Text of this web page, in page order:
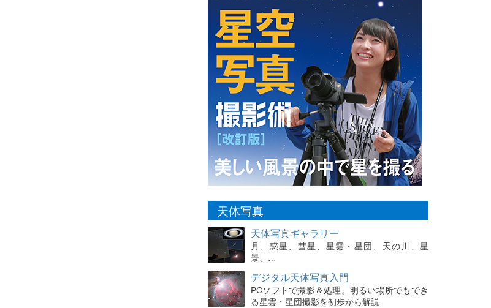
天体写真
天体写真ギャラリー
月、惑星、彗星、星雲・星団、天の川、星
景、…
デジタル天体写真入門
PCソフトで撮影＆処理。明るい場所でもでき
る星雲・星団撮影を初歩から解説